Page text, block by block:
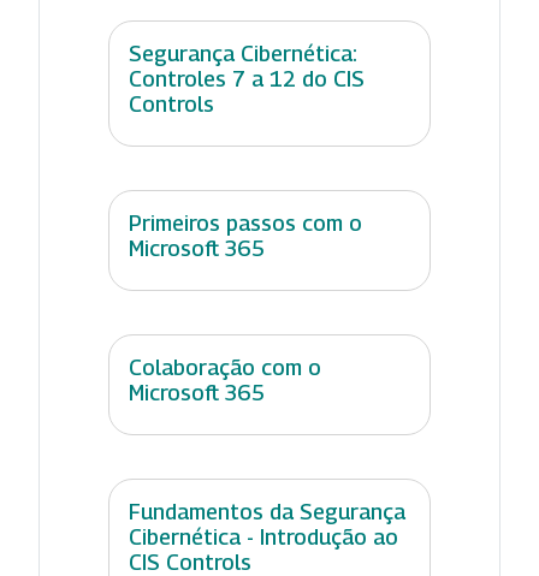
Segurança Cibernética:
Controles 7 a 12 do CIS
Controls
Primeiros passos com o
Microsoft 365
Colaboração com o
Microsoft 365
Fundamentos da Segurança
Cibernética - Introdução ao
CIS Controls